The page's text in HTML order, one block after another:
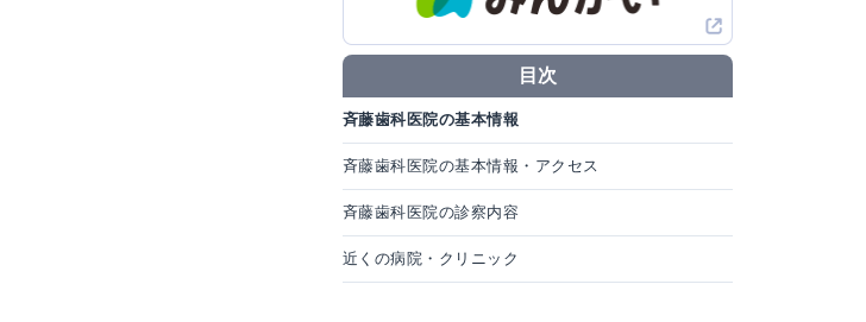
目次
斉藤歯科医院の基本情報
斉藤歯科医院の基本情報・アクセス
斉藤歯科医院の診察内容
近くの病院・クリニック